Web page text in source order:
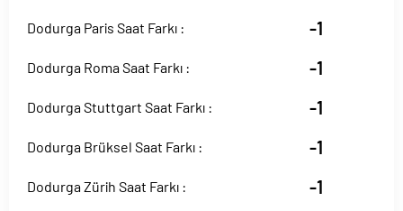
Dodurga Paris Saat Farkı : -1
Dodurga Roma Saat Farkı : -1
Dodurga Stuttgart Saat Farkı : -1
Dodurga Brüksel Saat Farkı : -1
Dodurga Zürih Saat Farkı : -1